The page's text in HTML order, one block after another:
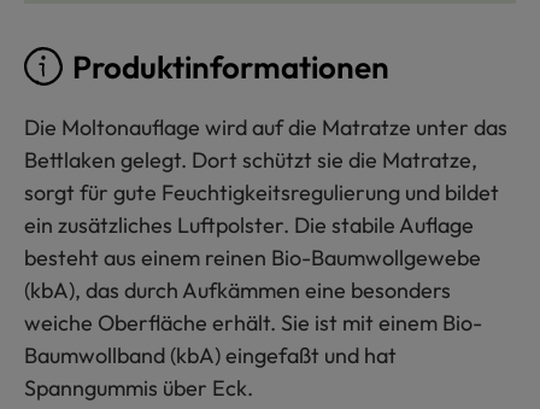
Produktinformationen
Die Moltonauflage wird auf die Matratze unter das
Bettlaken gelegt. Dort schützt sie die Matratze,
sorgt für gute Feuchtigkeitsregulierung und bildet
ein zusätzliches Luftpolster. Die stabile Auflage
besteht aus einem reinen Bio-Baumwollgewebe
(kbA), das durch Aufkämmen eine besonders
weiche Oberfläche erhält. Sie ist mit einem Bio-
Baumwollband (kbA) eingefaßt und hat
Spanngummis über Eck.